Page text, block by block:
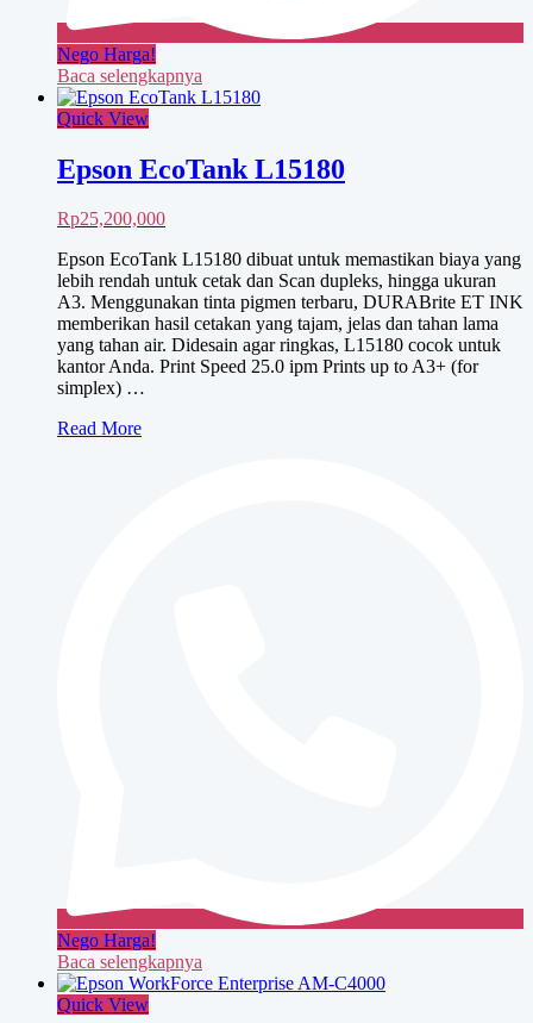
Nego Harga!
Baca selengkapnya
Quick View
Epson EcoTank L15180
Rp25,200,000
Epson EcoTank L15180 dibuat untuk memastikan biaya yang
lebih rendah untuk cetak dan Scan dupleks, hingga ukuran
A3. Menggunakan tinta pigmen terbaru, DURABrite ET INK
memberikan hasil cetakan yang tajam, jelas dan tahan lama
yang tahan air. Didesain agar ringkas, L15180 cocok untuk
kantor Anda. Print Speed 25.0 ipm Prints up to A3+ (for
simplex) …
Epson
Read More
Nego Harga!
Baca selengkapnya
Quick View